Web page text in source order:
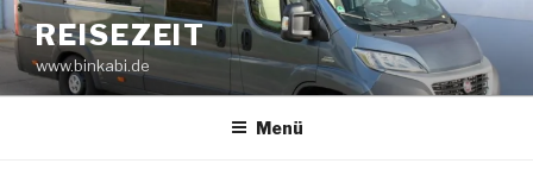
Zum
Inhalt
springen
REISEZEIT
www.binkabi.de
Menü